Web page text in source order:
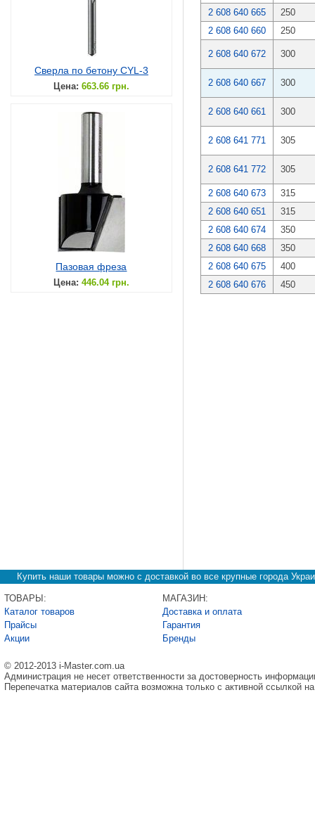
Сверла по бетону CYL-3
Цена: 663.66 грн.
Пазовая фреза
Цена: 446.04 грн.
2 608 640 665
250
2 608 640 660
250
2 608 640 672 300
2 608 640 667 300
2 608 640 661 300
2 608 641 771 305
2 608 641 772 305
2 608 640 673
315
2 608 640 651
315
2 608 640 674
350
2 608 640 668
350
2 608 640 675
400
2 608 640 676
450
Купить наши товары можно с доставкой во все крупные города
ТОВАРЫ:
Каталог товаров
Прайсы
Акции
МАГАЗИН:
Доставка и оплата
Гарантия
Бренды
© 2012-2013 i-Master.com.ua
Администрация не несет ответственности за достоверность
Перепечатка материалов сайта возможна только с активной ссылкой